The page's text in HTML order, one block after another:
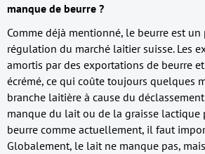
manque de beurre ?
Comme déjà mentionné, le beurre est
régulation du marché laitier suisse. Les
amortis par des exportations de beurre
écrémé, ce qui coûte toujours quelques
branche laitière à cause du
manque du lait ou de la graisse lactique
beurre comme actuellement, il faut
Globalement, le lait ne manque pas,